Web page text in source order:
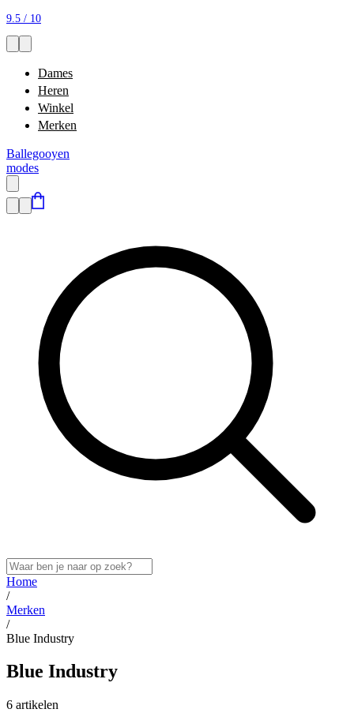
9.5 / 10
Dames
Heren
Winkel
Merken
Ballegooyen
modes
Home
/
Merken
/
Blue Industry
Blue Industry
6 artikelen